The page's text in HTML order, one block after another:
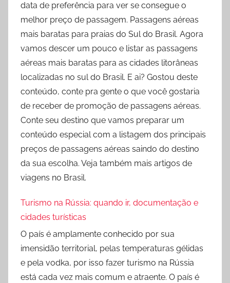
data de preferência para ver se consegue o
melhor preço de passagem. Passagens aéreas
mais baratas para praias do Sul do Brasil. Agora
vamos descer um pouco e listar as passagens
aéreas mais baratas para as cidades litorâneas
localizadas no sul do Brasil. E ai? Gostou deste
conteúdo, conte pra gente o que você gostaria
de receber de promoção de passagens aéreas.
Conte seu destino que vamos preparar um
conteúdo especial com a listagem dos principais
preços de passagens aéreas saindo do destino
da sua escolha. Veja também mais artigos de
viagens no Brasil.
Turismo na Rússia: quando ir, documentação e
cidades turísticas
O país é amplamente conhecido por sua
imensidão territorial, pelas temperaturas gélidas
e pela vodka, por isso fazer turismo na Rússia
está cada vez mais comum e atraente. O país é